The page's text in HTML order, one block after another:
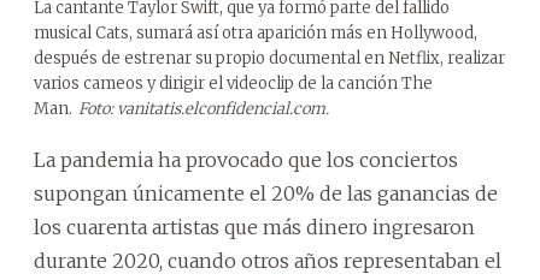
La cantante Taylor Swift, que ya formó parte del fallido
musical Cats, sumará así otra aparición más en Hollywood,
después de estrenar su propio documental en Netflix, realizar
varios cameos y dirigir el videoclip de la canción The
Man. Foto: vanitatis.elconfidencial.com.
La pandemia ha provocado que los conciertos
supongan únicamente el 20% de las ganancias de
los cuarenta artistas que más dinero ingresaron
durante 2020, cuando otros años representaban el